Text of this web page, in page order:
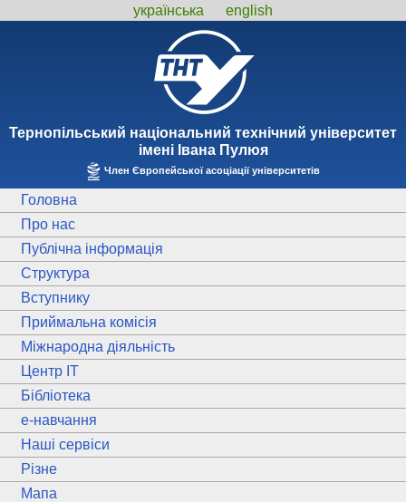
українська english
Тернопiльський національний технiчний унiверситет
iменi Iвана Пулюя
Член Європейської асоціації університетів
Головна
Про нас
Публічна інформація
Структура
Вступнику
Приймальна комісія
Міжнародна діяльність
Центр ІТ
Бібліотека
e-навчання
Наші сервіси
Різне
Мапа